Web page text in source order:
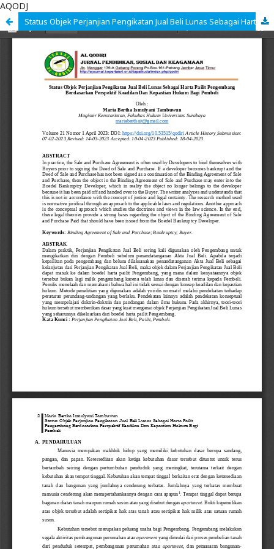
AQODJ
Status Objek Perjanjian Pengikatan Jual Beli Lunas Sebagai Harta Pailit Pengembang Berdasarkan Perspektif Keadilan Dan Kepastian Hukum Bagi Pembeli